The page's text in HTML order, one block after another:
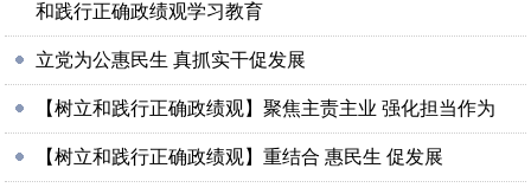
和践行正确政绩观学习教育
立党为公惠民生 真抓实干促发展
【树立和践行正确政绩观】聚焦主责主业 强化担当作为
【树立和践行正确政绩观】重结合 惠民生 促发展